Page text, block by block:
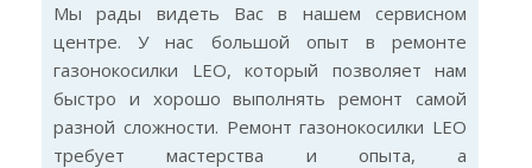
Мы рады видеть Вас в нашем сервисном
центре. У нас большой опыт в ремонте
газонокосилки LEO, который позволяет нам
быстро и хорошо выполнять ремонт самой
разной сложности. Ремонт газонокосилки LEO
требует мастерства и опыта, а